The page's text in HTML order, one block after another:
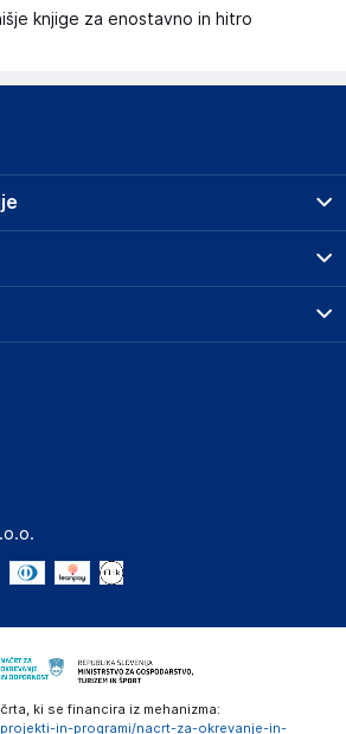
knjige za enostavno in hitro
ki se financira iz mehanizma:
in-programi/nacrt-za-okrevanje-in-